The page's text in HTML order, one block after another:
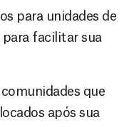
para unidades de
para facilitar sua
que
após sua